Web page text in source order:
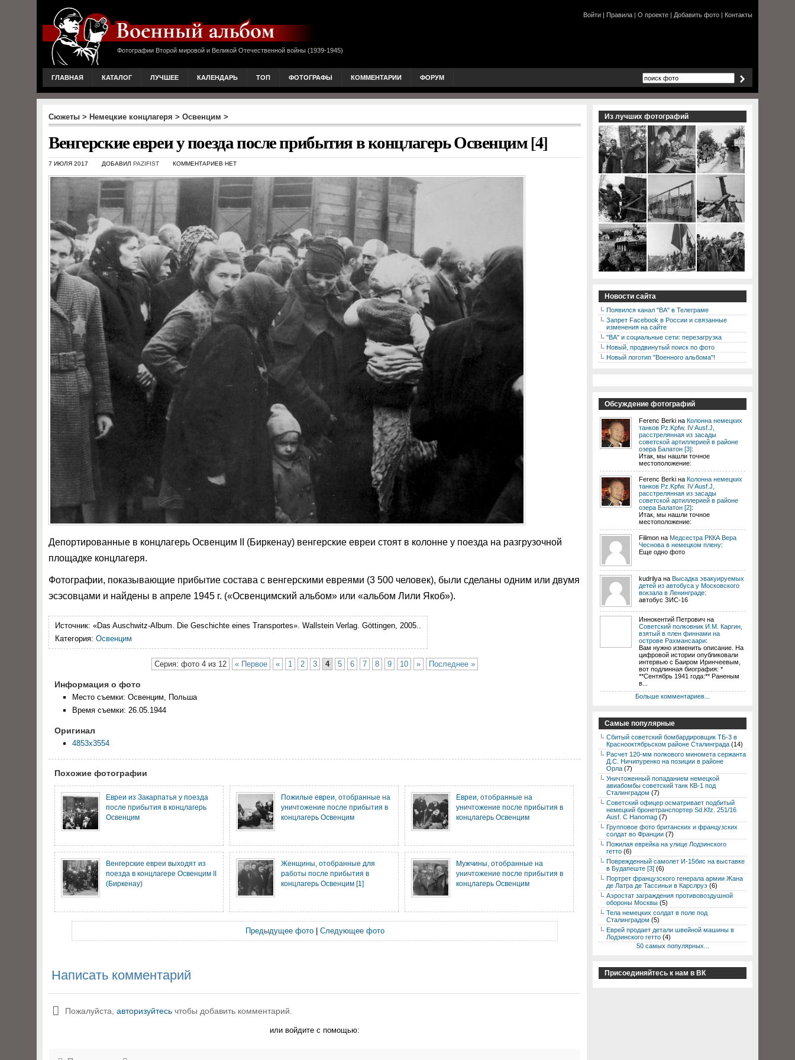
Фотографии Второй мировой и Великой Отечественной войны (1939-1945)
Войти | Правила | О проекте | Добавить фото | Контакты
ГЛАВНАЯ КАТАЛОГ ЛУЧШЕЕ КАЛЕНДАРЬ ТОП ФОТОГРАФЫ КОММЕНТАРИИ ФОРУМ
Сюжеты > Немецкие концлагеря > Освенцим >
Венгерские евреи у поезда после прибытия в концлагерь Освенцим [4]
7 ИЮЛЯ 2017 ДОБАВИЛ PAZIFIST КОММЕНТАРИЕВ НЕТ
Депортированные в концлагерь Освенцим II (Биркенау) венгерские евреи стоят в колонне у поезда на разгрузочной
площадке концлагеря.
Фотографии, показывающие прибытие состава с венгерскими евреями (3 500 человек), были сделаны одним или двумя
эсэсовцами и найдены в апреле 1945 г. («Освенцимский альбом» или «альбом Лили Якоб»).
Источник: «Das Auschwitz-Album. Die Geschichte eines Transportes». Wallstein Verlag. Göttingen, 2005..
Категория: Освенцим
Серия: фото 4 из 12 « Первое « 1 2 3 4 5 6 7 8 9 10 » Последнее »
Информация о фото
Место съемки: Освенцим, Польша
Время съемки: 26.05.1944
Оригинал
4853x3554
Похожие фотографии
Евреи из Закарпатья у поезда
после прибытия в концлагерь
Освенцим
Пожилые евреи, отобранные на
уничтожение после прибытия в
концлагерь Освенцим
Евреи, отобранные на
уничтожение после прибытия в
концлагерь Освенцим
Венгерские евреи выходят из
поезда в концлагере Освенцим II
(Биркенау)
Женщины, отобранные для
работы после прибытия в
концлагерь Освенцим [1]
Мужчины, отобранные на
уничтожение после прибытия в
концлагерь Освенцим
Предыдущее фото| Следующее фото
Написать комментарий
Пожалуйста, авторизуйтесь чтобы добавить комментарий.
или войдите с помощью:
Из лучших фотографий
Новости сайта
Появился канал "ВА" в Телеграме
Запрет Facebook в России и связанные
изменения на сайте
"ВА" и социальные сети: перезагрузка
Новый, продвинутый поиск по фото
Новый логотип "Военного альбома"!
Обсуждение фотографий
Ferenc Berki на Колонна немецких
танков Pz.Kpfw. IV Ausf.J,
расстрелянная из засады
советской артиллерией в районе
озера Балатон [3]:
Итак, мы нашли точное
местоположение:
Ferenc Berki на Колонна немецких
танков Pz.Kpfw. IV Ausf.J,
расстрелянная из засады
советской артиллерией в районе
озера Балатон [2]:
Итак, мы нашли точное
местоположение:
Filimon на Медсестра РККА Вера
Чеснова в немецком плену:
Еще одно фото
kudrilya на Высадка эвакуируемых
детей из автобуса у Московского
вокзала в Ленинграде:
автобус ЗИС-16
Иннокентий Петрович на
Советский полковник И.М. Каргин,
взятый в плен финнами на
острове Рахмансаари:
Вам нужно изменить описание. На
цифровой истории опубликовали
интервью с Баиром Иринчеевым,
вот подлинная биография: *
**Сентябрь 1941 года:** Раненым
в...
Больше комментариев...
Самые популярные
Сбитый советский бомбардировщик ТБ-3 в
Краснооктябрьском районе Сталинграда (14)
Расчет 120-мм полкового миномета сержанта
Д.С. Ничипуренко на позиции в районе
Орла (7)
Уничтоженный попаданием немецкой
авиабомбы советский танк КВ-1 под
Сталинградом (7)
Советский офицер осматривает подбитый
немецкий бронетранспортер Sd.Kfz. 251/16
Ausf. C Hanomag (7)
Групповое фото британских и французских
солдат во Франции (7)
Пожилая еврейка на улице Лодзинского
гетто (6)
Поврежденный самолет И-15бис на выставке
в Будапеште [3] (6)
Портрет французского генерала армии Жана
де Латра де Тассиньи в Карслруэ (6)
Аэростат заграждения противовоздушной
обороны Москвы (5)
Тела немецких солдат в поле под
Сталинградом (5)
Еврей продает детали швейной машины в
Лодзинского гетто (4)
50 самых популярных...
Присоединяйтесь к нам в ВК